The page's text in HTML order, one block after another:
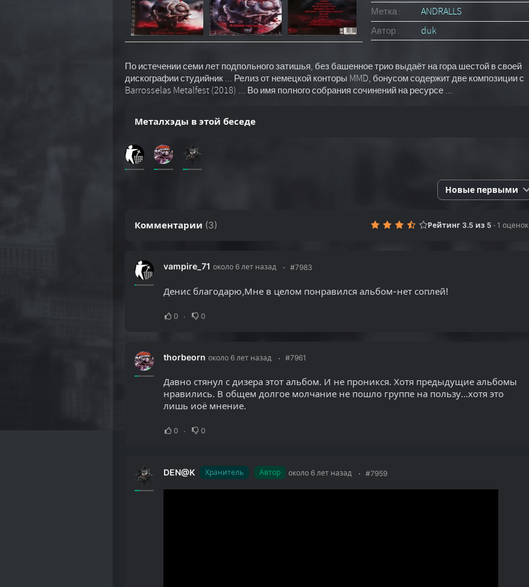
Метка :
ANDRALLS
Автор :
duk
По истечении семи лет подпольного затишья, без башенное трио выдаёт на гора шестой в своей
дискографии студийник ... Релиз от немецкой конторы MMD, бонусом содержит две композиции с
Barrosselas Metalfest (2018) ... Во имя полного собрания сочинений на ресурсе ...
Металхэды в этой беседе
Новые первыми
Комментарии (3) Рейтинг 3.5 из 5 · 1 оценок
vampire_71 около 6 лет назад #7983
Денис благодарю,Мне в целом понравился альбом-нет соплей!
0 0
thorbeorn около 6 лет назад #7961
Давно стянул с дизера этот альбом. И не проникся. Хотя предыдущие альбомы
нравились. В общем долгое молчание не пошло группе на пользу...хотя это
лишь иоё мнение.
0 0
DEN@K Хранитель Автор около 6 лет назад #7959